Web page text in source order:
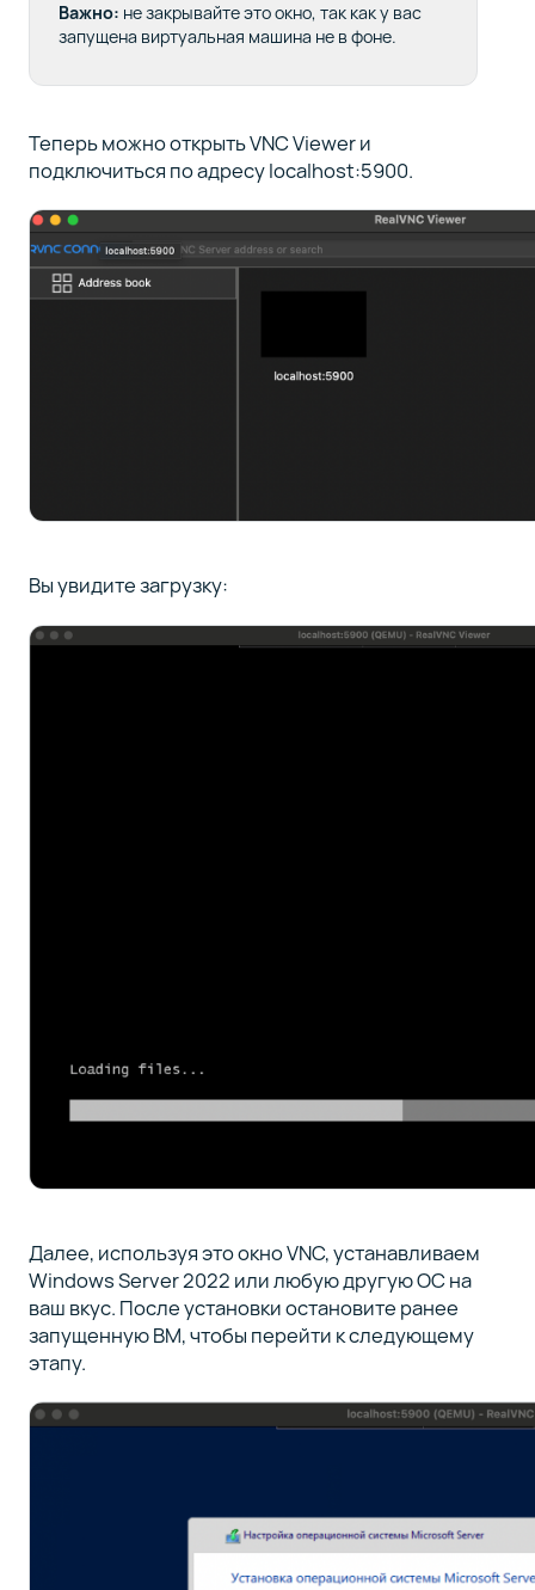
Важно: не закрывайте это окно, так как у вас
запущена виртуальная машина не в фоне.
Теперь можно открыть VNC Viewer и
подключиться по адресу localhost:5900.
Вы увидите загрузку:
Далее, используя это окно VNC, устанавливаем
Windows Server 2022 или любую другую ОС на
ваш вкус. После установки остановите ранее
запущенную ВМ, чтобы перейти к следующему
этапу.